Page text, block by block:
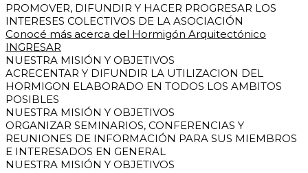
PROMOVER, DIFUNDIR Y HACER PROGRESAR LOS
INTERESES COLECTIVOS DE LA ASOCIACIÓN
Conocé más acerca del Hormigón Arquitectónico
INGRESAR
NUESTRA MISIÓN Y OBJETIVOS
ACRECENTAR Y DIFUNDIR LA UTILIZACION DEL
HORMIGON ELABORADO EN TODOS LOS AMBITOS
POSIBLES
NUESTRA MISIÓN Y OBJETIVOS
ORGANIZAR SEMINARIOS, CONFERENCIAS Y
REUNIONES DE INFORMACIÓN PARA SUS MIEMBROS
E INTERESADOS EN GENERAL
NUESTRA MISIÓN Y OBJETIVOS